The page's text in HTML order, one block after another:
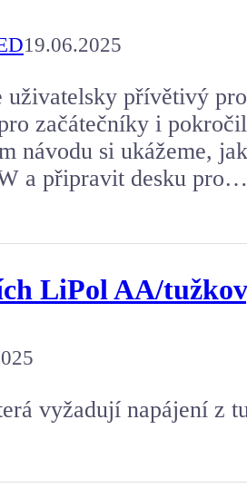
19.06.2025
uživatelsky přívětivý
začátečníky i
návodu si ukážeme,
a připravit desku pro…
LiPol AA/
vyžadují napájení z